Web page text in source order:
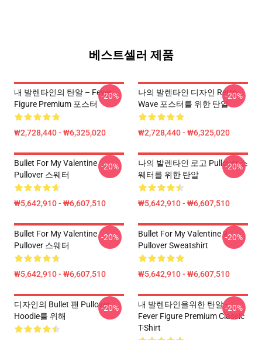
베스트셀러 제품
내 발렌타인의 탄알 – Fever
Figure Premium 포스터
₩2,728,440 - ₩6,325,020
-20%
나의 발렌타인 디자인 Retro
Wave 포스터를 위한 탄알
₩2,728,440 - ₩6,325,020
-20%
Bullet For My Valentine
Pullover 스웨터
₩5,642,910 - ₩6,607,510
-20%
나의 발렌타인 로고 Pullover 스
웨터를 위한 탄알
₩5,642,910 - ₩6,607,510
-20%
Bullet For My Valentine
Pullover 스웨터
₩5,642,910 - ₩6,607,510
-20%
Bullet For My Valentine 9
Pullover Sweatshirt
₩5,642,910 - ₩6,607,510
-20%
디자인의 Bullet 팬 Pullover
Hoodie를 위해
-20%
내 발렌타인을위한 탄알 -
Fever Figure Premium Classic
T-Shirt
-20%